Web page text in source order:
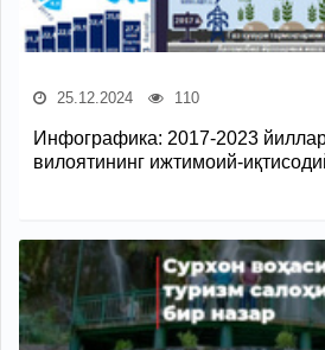
25.12.2024 110
Инфографика: 2017-2023
вилоятининг ижтимоий-